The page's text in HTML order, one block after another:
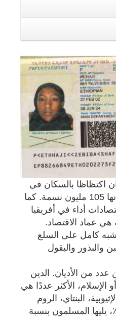
اكتظاظا بالسكان في
العالم حيث يبلغ عدد سكانها 105 مليون نسمة. كما
أداء في أفريقيا
عماد الاقتصاد.
كامل على السلع
والبذور والبقول
عدد من الأديان. الدين
الأكثر عددًا هي
البنتاي، الروم
) بإجمالي 62.8٪، يليها المسلمون بنسبة